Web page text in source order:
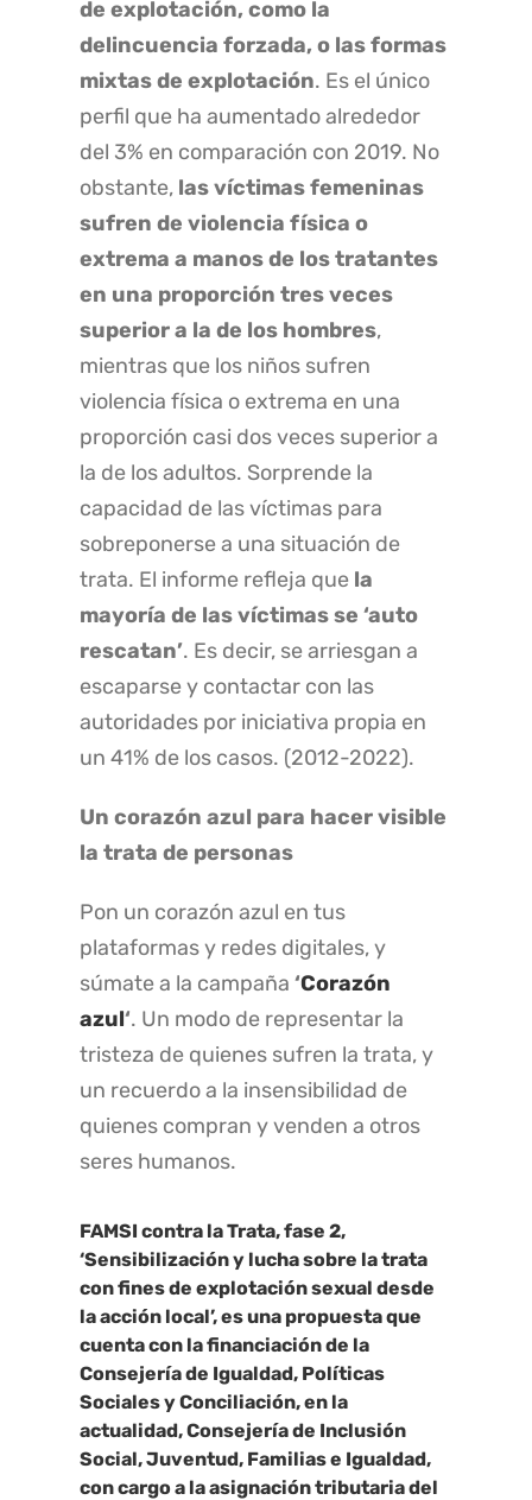
de explotación, como la
delincuencia forzada, o las formas
mixtas de explotación. Es el único
perfil que ha aumentado alrededor
del 3% en comparación con 2019. No
obstante, las víctimas femeninas
sufren de violencia física o
extrema a manos de los tratantes
en una proporción tres veces
superior a la de los hombres,
mientras que los niños sufren
violencia física o extrema en una
proporción casi dos veces superior a
la de los adultos. Sorprende la
capacidad de las víctimas para
sobreponerse a una situación de
trata. El informe refleja que la
mayoría de las víctimas se ‘auto
rescatan’. Es decir, se arriesgan a
escaparse y contactar con las
autoridades por iniciativa propia en
un 41% de los casos. (2012-2022).
Un corazón azul para hacer visible
la trata de personas
Pon un corazón azul en tus
plataformas y redes digitales, y
súmate a la campaña‘Corazón
azul‘. Un modo de representar la
tristeza de quienes sufren la trata, y
un recuerdo a la insensibilidad de
quienes compran y venden a otros
seres humanos.
FAMSI contra la Trata, fase 2,
‘Sensibilización y lucha sobre la trata
con fines de explotación sexual desde
la acción local’, es una propuesta que
cuenta con la financiación de la
Consejería de Igualdad, Políticas
Sociales y Conciliación, en la
actualidad, Consejería de Inclusión
Social, Juventud, Familias e Igualdad,
con cargo a la asignación tributaria del